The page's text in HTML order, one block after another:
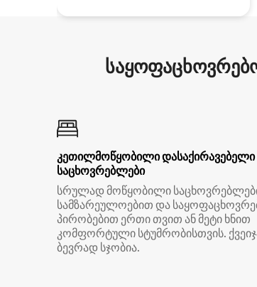
კეთილმოწყობილი დასაქირავებელი
საცხოვრებლები
სრულად მოწყობილი
სამზარეულოებით და
პირობებით ერთი თვით ან მეტი ხნით
კომფორტული სტუმრობისთვის.
ბევრად სჯობია.